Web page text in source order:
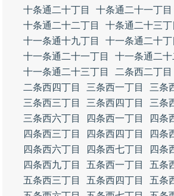
十条通二十丁目
十条通二十一丁目
十条通二十二丁目
十条通二十三丁
十一条通十九丁目
十一条通二十丁
十一条通二十一丁目
十一条通二十
十一条通二十三丁目
二条西二丁目
二条西四丁目
三条西一丁目
三条
三条西三丁目
三条西四丁目
三条
三条西六丁目
四条西一丁目
四条
四条西三丁目
四条西四丁目
四条
四条西六丁目
四条西七丁目
四条
四条西九丁目
五条西一丁目
五条
五条西三丁目
五条西四丁目
五条